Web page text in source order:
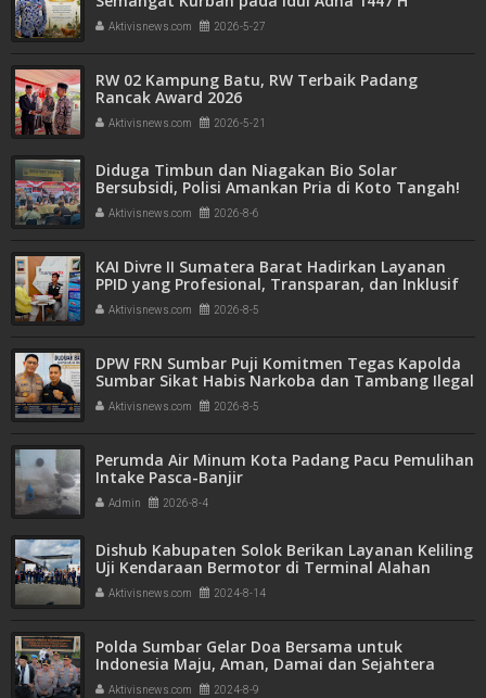
Aktivisnews.com 2026-5-27
RW 02 Kampung Batu, RW Terbaik Padang
Rancak Award 2026
Aktivisnews.com 2026-5-21
Diduga Timbun dan Niagakan Bio Solar
Bersubsidi, Polisi Amankan Pria di Koto Tangah!
1.350 Liter BBM Disita
Aktivisnews.com 2026-8-6
KAI Divre II Sumatera Barat Hadirkan Layanan
PPID yang Profesional, Transparan, dan Inklusif
untuk Mempermudah Akses Informasi Publik
Aktivisnews.com 2026-8-5
DPW FRN Sumbar Puji Komitmen Tegas Kapolda
Sumbar Sikat Habis Narkoba dan Tambang Ilegal
Aktivisnews.com 2026-8-5
Perumda Air Minum Kota Padang Pacu Pemulihan
Intake Pasca-Banjir
Admin 2026-8-4
Dishub Kabupaten Solok Berikan Layanan Keliling
Uji Kendaraan Bermotor di Terminal Alahan
Panjang
Aktivisnews.com 2024-8-14
Polda Sumbar Gelar Doa Bersama untuk
Indonesia Maju, Aman, Damai dan Sejahtera
Aktivisnews.com 2024-8-9